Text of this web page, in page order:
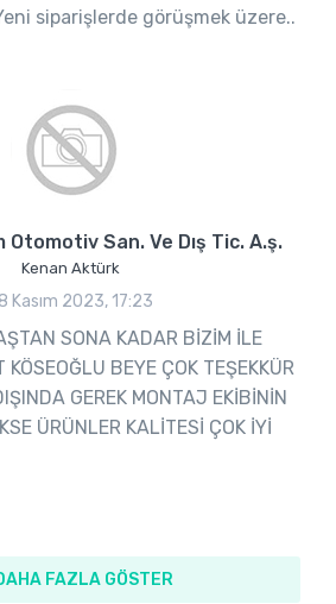
siparişlerde görüşmek üzere..
Otomotiv San. Ve Dış Tic. A.ş.
Kenan Aktürk
Kasım 2023, 17:23
SONA KADAR BİZİM İLE
KÖSEOĞLU BEYE ÇOK TEŞEKKÜR
GEREK MONTAJ EKİBİNİN
ÜRÜNLER KALİTESİ ÇOK İYİ
FAZLA GÖSTER